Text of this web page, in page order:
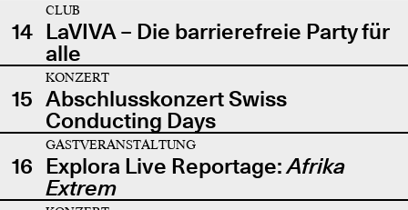
14
CLUB
LaVIVA – Die barrierefreie Party für
alle
15
KONZERT
Abschlusskonzert Swiss
Conducting Days
16
GASTVERANSTALTUNG
Explora Live Reportage:Afrika
Extrem